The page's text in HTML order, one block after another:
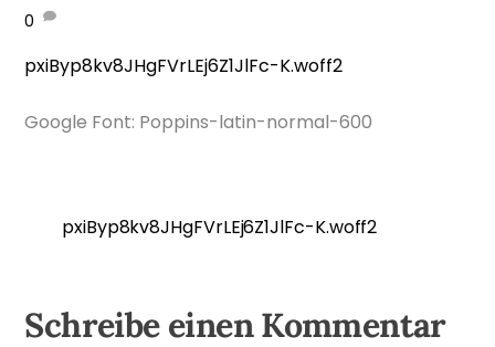
0
pxiByp8kv8JHgFVrLEj6Z1JlFc-K.woff2
Google Font: Poppins-latin-normal-600
pxiByp8kv8JHgFVrLEj6Z1JlFc-K.woff2
Schreibe einen Kommentar